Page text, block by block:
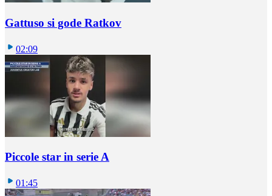
Gattuso si gode Ratkov
02:09
Piccole star in serie A
01:45